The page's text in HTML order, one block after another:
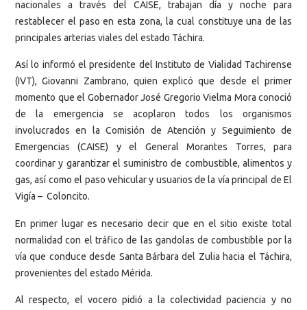
nacionales a través del CAISE, trabajan día y noche para
restablecer el paso en esta zona, la cual constituye una de las
principales arterias viales del estado Táchira.
Así lo informó el presidente del Instituto de Vialidad Tachirense
(IVT), Giovanni Zambrano, quien explicó que desde el primer
momento que el Gobernador José Gregorio Vielma Mora conoció
de la emergencia se acoplaron todos los organismos
involucrados en la Comisión de Atención y Seguimiento de
Emergencias (CAISE) y el General Morantes Torres, para
coordinar y garantizar el suministro de combustible, alimentos y
gas, así como el paso vehicular y usuarios de la vía principal de El
Vigía – Coloncito.
En primer lugar es necesario decir que en el sitio existe total
normalidad con el tráfico de las gandolas de combustible por la
vía que conduce desde Santa Bárbara del Zulia hacia el Táchira,
provenientes del estado Mérida.
Al respecto, el vocero pidió a la colectividad paciencia y no